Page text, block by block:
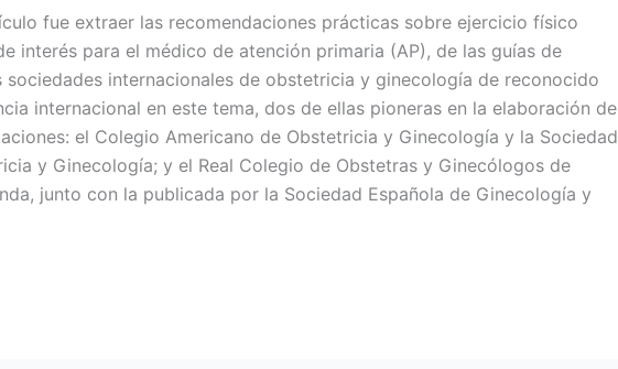
fue extraer las recomendaciones prácticas sobre ejercicio físico
interés para el médico de atención primaria (AP), de las guías de
internacionales de obstetricia y ginecología de reconocido
internacional en este tema, dos de ellas pioneras en la elaboración de
el Colegio Americano de Obstetricia y Ginecología y la Sociedad
y Ginecología; y el Real Colegio de Obstetras y Ginecólogos de
junto con la publicada por la Sociedad Española de Ginecología y